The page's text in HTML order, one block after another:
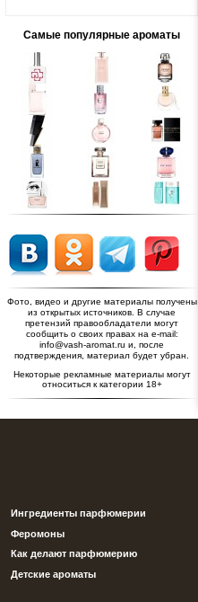
Самые популярные ароматы
Фото, видео и другие материалы получены
из открытых источников. В случае
претензий правообладатели могут
сообщить о своих правах на e-mail:
info@vash-aromat.ru и, после
подтверждения, материал будет убран.
Некоторые рекламные материалы могут
относиться к категории 18+
Ингредиенты парфюмерии
Феромоны
Как делают парфюмерию
Детские ароматы